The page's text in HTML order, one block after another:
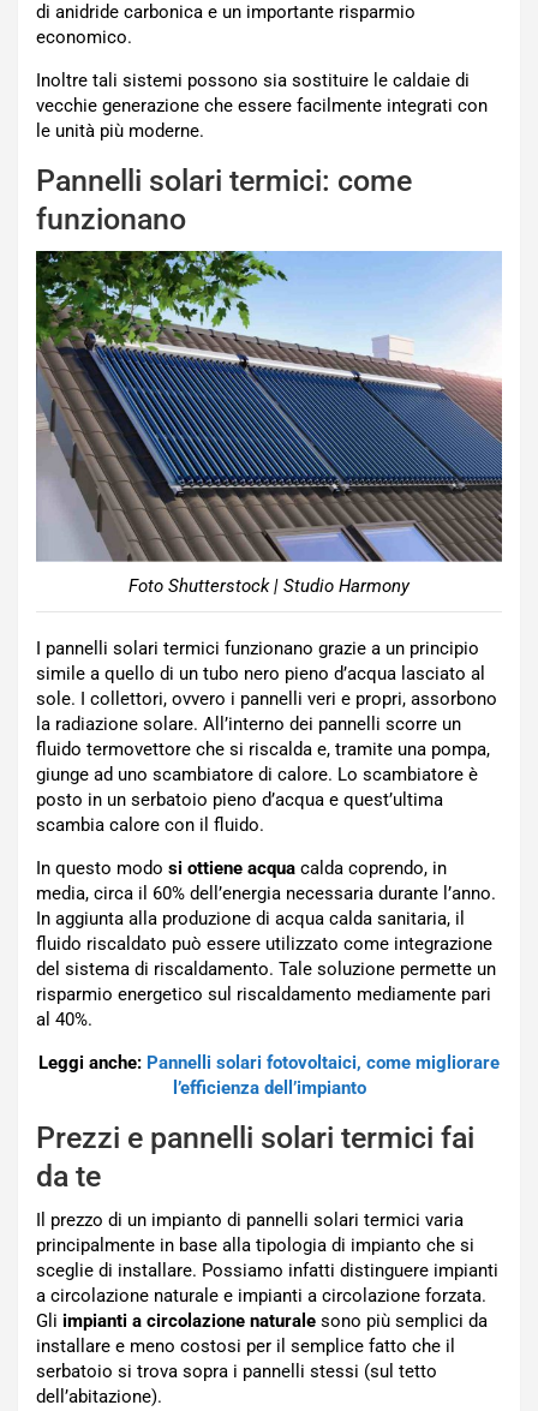
di anidride carbonica e un importante risparmio
economico.
Inoltre tali sistemi possono sia sostituire le caldaie di
vecchie generazione che essere facilmente integrati con
le unità più moderne.
Pannelli solari termici: come
funzionano
Foto Shutterstock | Studio Harmony
I pannelli solari termici funzionano grazie a un principio
simile a quello di un tubo nero pieno d’acqua lasciato al
sole. I collettori, ovvero i pannelli veri e propri, assorbono
la radiazione solare. All’interno dei pannelli scorre un
fluido termovettore che si riscalda e, tramite una pompa,
giunge ad uno scambiatore di calore. Lo scambiatore è
posto in un serbatoio pieno d’acqua e quest’ultima
scambia calore con il fluido.
In questo modo si ottiene acqua calda coprendo, in
media, circa il 60% dell’energia necessaria durante l’anno.
In aggiunta alla produzione di acqua calda sanitaria, il
fluido riscaldato può essere utilizzato come integrazione
del sistema di riscaldamento. Tale soluzione permette un
risparmio energetico sul riscaldamento mediamente pari
al 40%.
Leggi anche: Pannelli solari fotovoltaici, come migliorare
l’efficienza dell’impianto
Prezzi e pannelli solari termici fai
da te
Il prezzo di un impianto di pannelli solari termici varia
principalmente in base alla tipologia di impianto che si
sceglie di installare. Possiamo infatti distinguere impianti
a circolazione naturale e impianti a circolazione forzata.
Gli impianti a circolazione naturale sono più semplici da
installare e meno costosi per il semplice fatto che il
serbatoio si trova sopra i pannelli stessi (sul tetto
dell’abitazione).